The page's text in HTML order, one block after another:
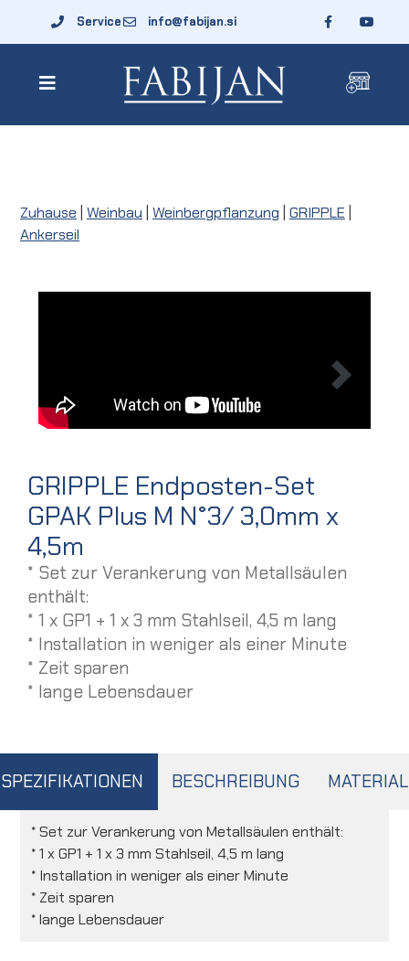
Service info@fabijan.si
Zuhause Weinbau Weinbergpflanzung GRIPPLE
Ankerseil
GRIPPLE Endposten-Set
GPAK Plus M N°3/ 3,0mm x
4,5m
* Set zur Verankerung von Metallsäulen
enthält:
* 1 x GP1 + 1 x 3 mm Stahlseil, 4,5 m lang
* Installation in weniger als einer Minute
* Zeit sparen
* lange Lebensdauer
SPEZIFIKATIONEN BESCHREIBUNG MATERIAL
* Set zur Verankerung von Metallsäulen enthält:
* 1 x GP1 + 1 x 3 mm Stahlseil, 4,5 m lang
* Installation in weniger als einer Minute
* Zeit sparen
* lange Lebensdauer